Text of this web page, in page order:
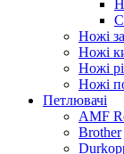
Ножі
Ножі
Ножі
Ножі
Петлювачі
AMF
Brother